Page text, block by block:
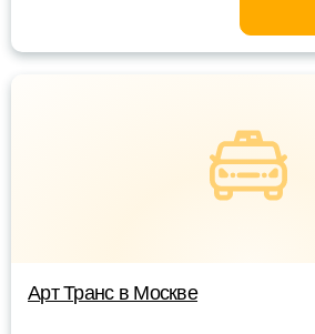
Арт Транс в Москве